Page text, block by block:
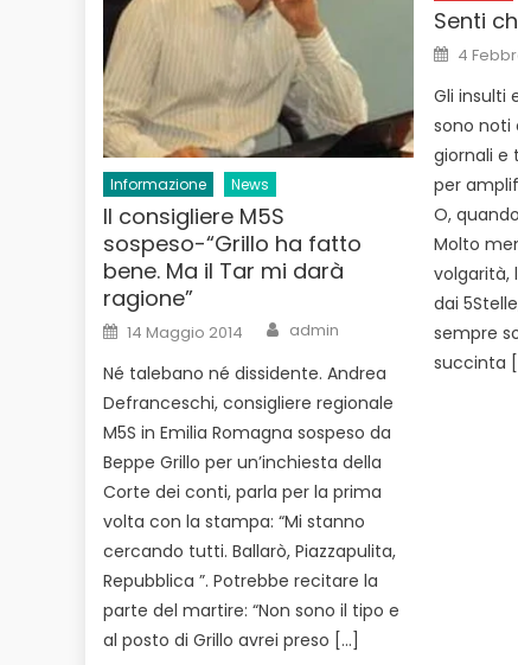
Informazione News
Il consigliere M5S
sospeso-“Grillo ha fatto
bene. Ma il Tar mi darà
ragione”
Posted
on
14 Maggio 2014 Author
admin
Né talebano né dissidente. Andrea
Defranceschi, consigliere regionale
M5S in Emilia Romagna sospeso da
Beppe Grillo per un’inchiesta della
Corte dei conti, parla per la prima
volta con la stampa: “Mi stanno
cercando tutti. Ballarò, Piazzapulita,
Repubblica ”. Potrebbe recitare la
parte del martire: “Non sono il tipo e
al posto di Grillo avrei preso […]
Senti
Posted
on
4
Gli insulti
sono noti
giornali e
per
O,
Molto
volgarità,
dai
sempre
succinta